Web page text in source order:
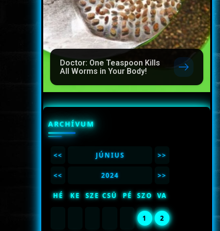
Doctor: One Teaspoon Kills
All Worms in Your Body!
ARCHÍVUM
<< JÚNIUS >>
<< 2024 >>
HÉ KE SZE CSÜ PÉ SZO VA
1 2